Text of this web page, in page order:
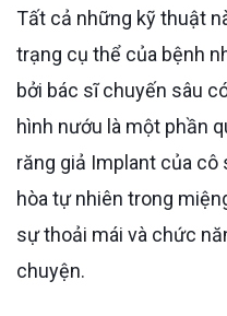
Tất cả những kỹ thuật này đều phụ thuộc vào tình
trạng cụ thể của bệnh
bởi bác sĩ chuyến sâu
hình nướu là một phần
răng giả Implant của
hòa tự nhiên trong
sự thoải mái và chức
chuyện.